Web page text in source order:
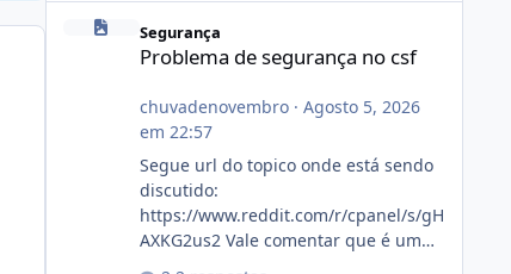
Problema de segurança no csf
Segurança
Problema de segurança no csf
chuvadenovembro· Agosto 5, 2026
em 22:57
Segue url do topico onde está sendo
discutido:
https://www.reddit.com/r/cpanel/s/gH
AXKG2us2 Vale comentar que é um